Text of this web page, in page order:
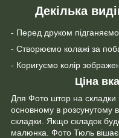
Декілька
- Перед друком підганяємо
- Створюємо колажі за
- Коригуємо колір
Ціна
Для Фото штор на
основному в розсунутому
складки. Якщо складок
малюнка. Фото Тюль